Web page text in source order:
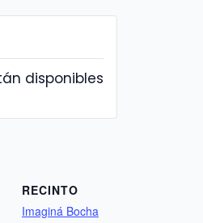
RECINTO
Imaginá Bocha
disponibles